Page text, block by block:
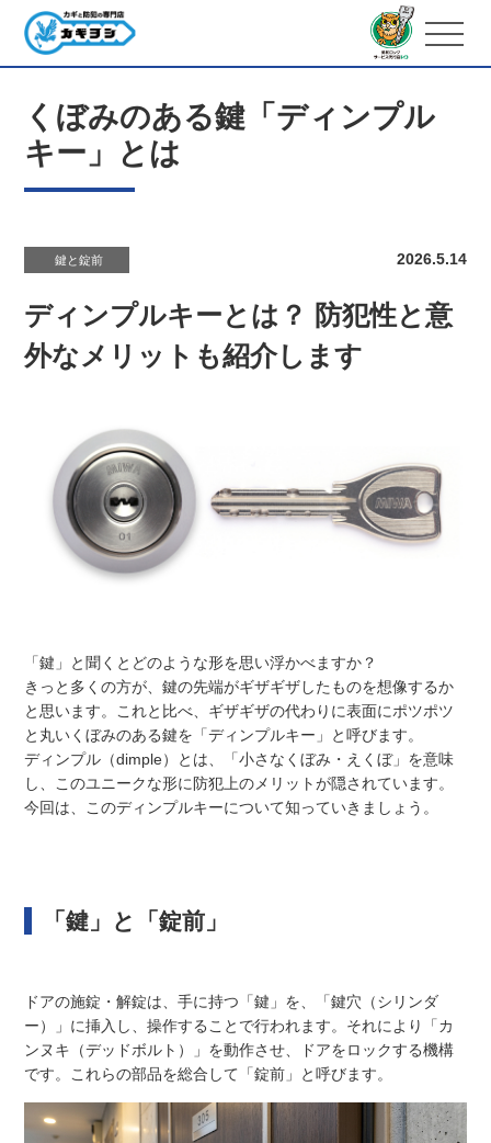
くぼみのある鍵「ディンプル
キー」とは
鍵と錠前 2026.5.14
ディンプルキーとは？ 防犯性と意
外なメリットも紹介します
「鍵」と聞くとどのような形を思い浮かべますか？
きっと多くの方が、鍵の先端がギザギザしたものを想像するか
と思います。これと比べ、ギザギザの代わりに表面にポツポツ
と丸いくぼみのある鍵を「ディンプルキー」と呼びます。
ディンプル（dimple）とは、「小さなくぼみ・えくぼ」を意味
し、このユニークな形に防犯上のメリットが隠されています。
今回は、このディンプルキーについて知っていきましょう。
「鍵」と「錠前」
ドアの施錠・解錠は、手に持つ「鍵」を、「鍵穴（シリンダ
ー）」に挿入し、操作することで行われます。それにより「カ
ンヌキ（デッドボルト）」を動作させ、ドアをロックする機構
です。これらの部品を総合して「錠前」と呼びます。